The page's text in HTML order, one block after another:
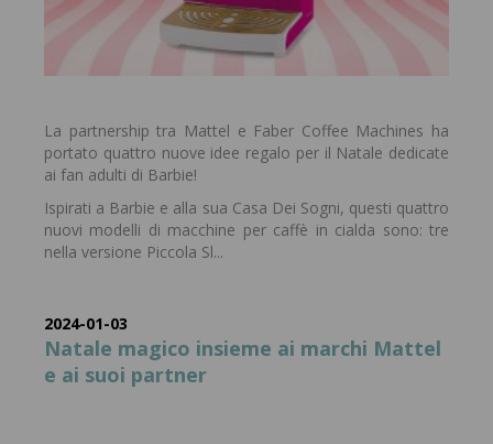
La partnership tra Mattel e Faber Coffee Machines ha
portato quattro nuove idee regalo per il Natale dedicate
ai fan adulti di Barbie!
Ispirati a Barbie e alla sua Casa Dei Sogni, questi quattro
nuovi modelli di macchine per caffè in cialda sono: tre
nella versione Piccola Sl...
2024-01-03
Natale magico insieme ai marchi Mattel
e ai suoi partner